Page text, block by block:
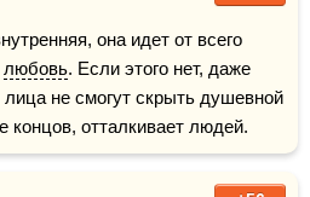
любовь. Если этого нет, даже
не смогут скрыть душевной
концов, отталкивает людей.